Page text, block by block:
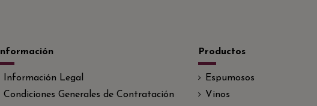
Información
Información Legal
Condiciones Generales de Contratación
Productos
Espumosos
Vinos